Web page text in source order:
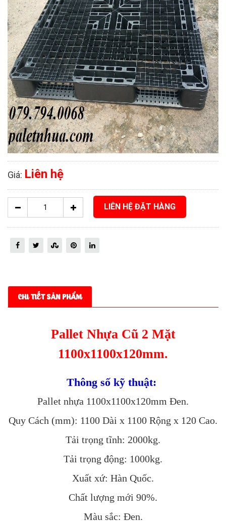
Giá: Liên hệ
LIÊN HỆ ĐẶT HÀNG
CHI TIẾT SẢN PHẨM
Pallet Nhựa Cũ 2 Mặt
1100x1100x120mm.
Thông số kỹ thuật:
Pallet nhựa 1100x1100x120mm Đen.
Quy Cách (mm): 1100 Dài x 1100 Rộng x 120 Cao.
Tải trọng tĩnh: 2000kg.
Tải trọng động: 1000kg.
Xuất xứ: Hàn Quốc.
Chất lượng mới 90%.
Màu sắc: Đen.